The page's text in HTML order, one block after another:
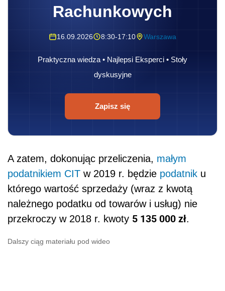
Rachunkowych
16.09.2026 8:30-17:10 Warszawa
Praktyczna wiedza • Najlepsi Eksperci • Stoły
dyskusyjne
Zapisz się
A zatem, dokonując przeliczenia, małym
podatnikiem CIT w 2019 r. będzie podatnik u
którego wartość sprzedaży (wraz z kwotą
należnego podatku od towarów i usług) nie
przekroczy w 2018 r. kwoty 5 135 000 zł.
Dalszy ciąg materiału pod wideo